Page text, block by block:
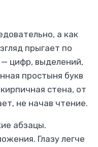
а как
прыгает по
— цифр, выделений,
простыня букв
стена, от
не начав чтение.
абзацы.
Глазу легче